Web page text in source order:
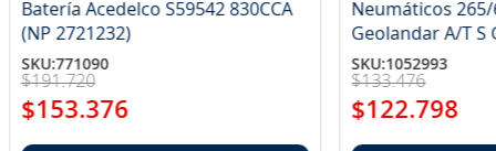
Batería Acedelco S59542 830CCA
(NP 2721232)
SKU:771090
$191.720
$153.376
Neumáticos 265/
SKU:1052993
$133.476
$122.798